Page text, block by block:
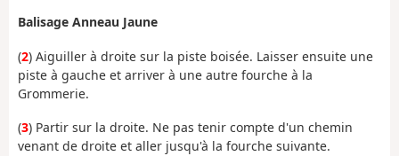
Balisage Anneau Jaune
(2) Aiguiller à droite sur la piste boisée. Laisser ensuite une
piste à gauche et arriver à une autre fourche à la
Grommerie.
(3) Partir sur la droite. Ne pas tenir compte d'un chemin
venant de droite et aller jusqu'à la fourche suivante.